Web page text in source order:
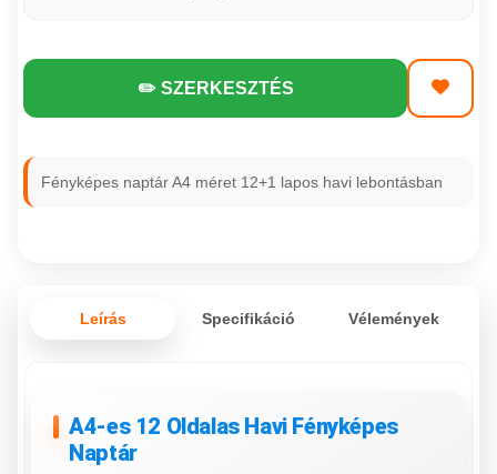
✏️ SZERKESZTÉS
Fényképes naptár A4 méret 12+1 lapos havi lebontásban
Leírás Specifikáció Vélemények
A4-es 12 Oldalas Havi Fényképes
Naptár